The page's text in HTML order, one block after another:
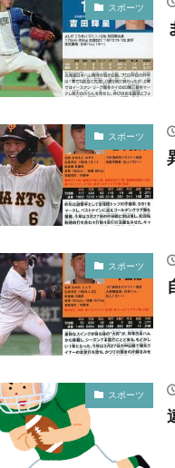
スポーツ
スポーツ
スポーツ
スポーツ